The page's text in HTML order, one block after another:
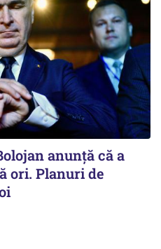
anunță că a
ori. Planuri de